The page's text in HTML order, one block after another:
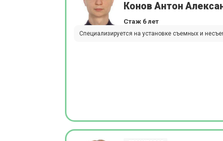
Конов Антон
Стаж 6 лет
Специализируется на установке съемных и